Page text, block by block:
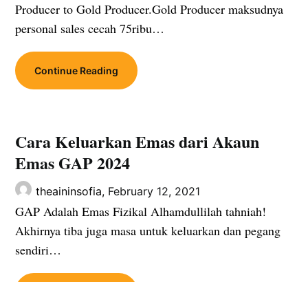
Producer to Gold Producer.Gold Producer maksudnya
personal sales cecah 75ribu…
Continue Reading
Cara Keluarkan Emas dari Akaun
Emas GAP 2024
theaininsofia, February 12, 2021
GAP Adalah Emas Fizikal Alhamdullilah tahniah!
Akhirnya tiba juga masa untuk keluarkan dan pegang
sendiri…